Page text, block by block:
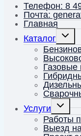
Телефон: 8
Почта:
Главная
Каталог
меню
Газовые
Услуги
меню
Работы
Выезд